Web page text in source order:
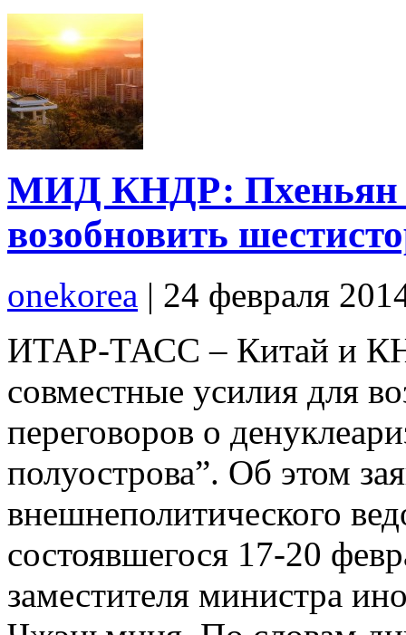
МИД КНДР: Пхеньян
возобновить
onekorea | 24 февраля
ИТАР-ТАСС – Китай и
совместные усилия для
переговоров о
полуострова”. Об этом
внешнеполитического
состоявшегося 17-20
заместителя министра